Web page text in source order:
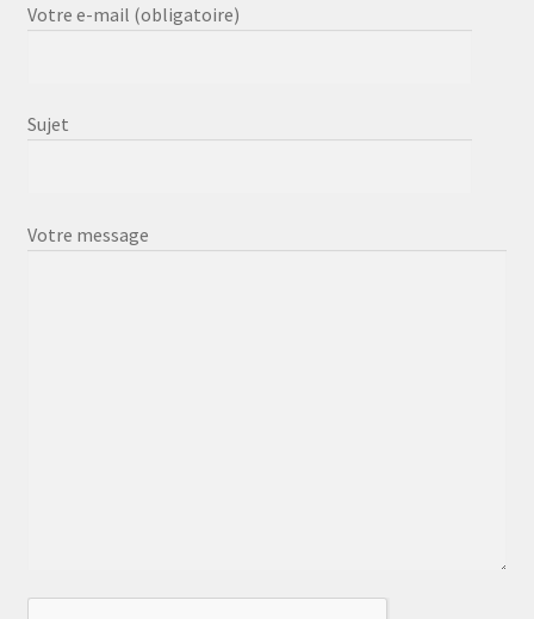
Votre e-mail (obligatoire)
Sujet
Votre message